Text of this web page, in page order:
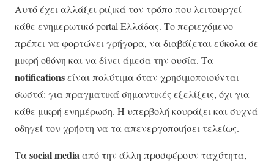
Αυτό έχει αλλάξει ριζικά τον τρόπο που λειτουργεί
κάθε ενημερωτικό portal Ελλάδας. Το περιεχόμενο
πρέπει να φορτώνει γρήγορα, να διαβάζεται εύκολα σε
μικρή οθόνη και να δίνει άμεσα την ουσία. Τα
notificationsείναι πολύτιμα όταν χρησιμοποιούνται
σωστά: για πραγματικά σημαντικές εξελίξεις, όχι για
κάθε μικρή ενημέρωση. Η υπερβολή κουράζει και συχνά
οδηγεί τον χρήστη να τα απενεργοποιήσει τελείως.
Ταsocial mediaαπό την άλλη προσφέρουν ταχύτητα,